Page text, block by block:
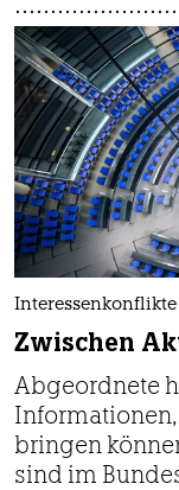
Zwischen
Abgeordnete
bringen
sind im